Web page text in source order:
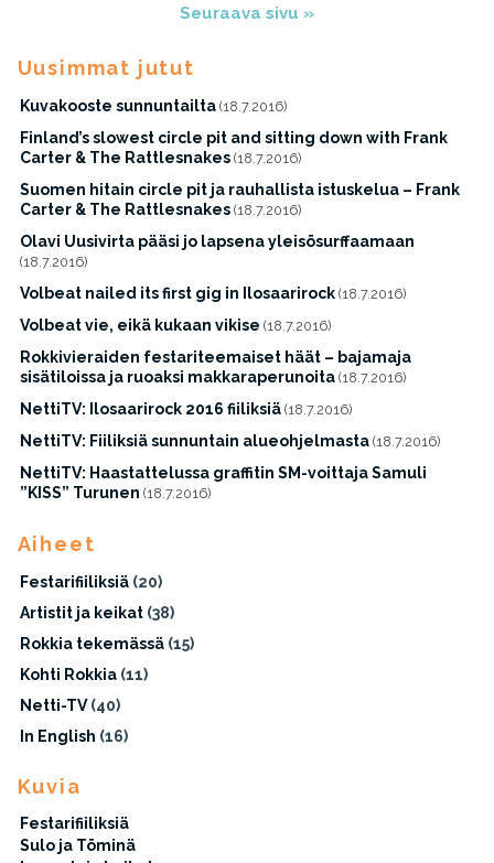
Seuraava sivu »
Uusimmat jutut
Kuvakooste sunnuntailta(18.7.2016)
Finland’s slowest circle pit and sitting down with Frank
Carter & The Rattlesnakes(18.7.2016)
Suomen hitain circle pit ja rauhallista istuskelua – Frank
Carter & The Rattlesnakes(18.7.2016)
Olavi Uusivirta pääsi jo lapsena yleisösurffaamaan
(18.7.2016)
Volbeat nailed its first gig in Ilosaarirock(18.7.2016)
Volbeat vie, eikä kukaan vikise (18.7.2016)
Rokkivieraiden festariteemaiset häät – bajamaja
sisätiloissa ja ruoaksi makkaraperunoita(18.7.2016)
NettiTV: Ilosaarirock 2016 fiiliksiä(18.7.2016)
NettiTV: Fiiliksiä sunnuntain alueohjelmasta(18.7.2016)
NettiTV: Haastattelussa graffitin SM-voittaja Samuli
”KISS” Turunen (18.7.2016)
Aiheet
Festarifiiliksiä(20)
Artistit ja keikat(38)
Rokkia tekemässä(15)
Kohti Rokkia(11)
Netti-TV(40)
In English (16)
Kuvia
Festarifiiliksiä
Sulo ja Töminä